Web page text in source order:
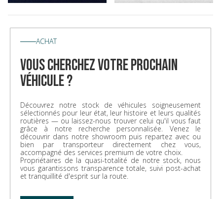
ACHAT
vous cherchez votre prochain
véhicule ?
Découvrez notre stock de véhicules soigneusement
sélectionnés pour leur état, leur histoire et leurs qualités
routières — ou laissez-nous trouver celui qu'il vous faut
grâce à notre recherche personnalisée. Venez le
découvrir dans notre showroom puis repartez avec ou
bien par transporteur directement chez vous,
accompagné des services premium de votre choix.
Propriétaires de la quasi-totalité de notre stock, nous
vous garantissons transparence totale, suivi post-achat
et tranquillité d'esprit sur la route.